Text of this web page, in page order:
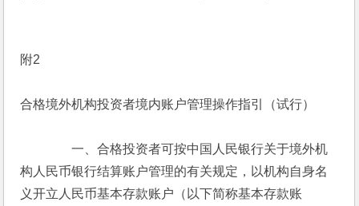
附2
合格境外机构投资者境内账户管理操作指引（试行）
一、合格投资者可按中国人民银行关于境外机
构人民币银行结算账户管理的有关规定，以机构自身名
义开立人民币基本存款账户（以下简称基本存款账